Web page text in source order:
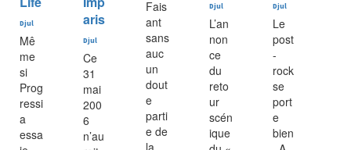
Djul
Mê
me
si
Prog
ressi
a
essa
aris
Djul
Ce
31
mai
200
6
n’au
Fais
ant
sans
auc
un
dout
e
parti
e de
la
Djul
L’an
non
ce
du
reto
ur
scén
ique
Djul
Le
post
-
rock
se
port
e
bien